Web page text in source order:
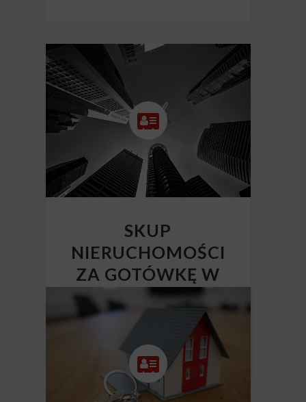
SKUP
NIERUCHOMOŚCI
ZA GOTÓWKĘ W
CAŁEJ POLSCE
Skup nieruchomości Polska